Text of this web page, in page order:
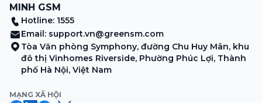
MINH GSM
Hotline: 1555
Email: support.vn@greensm.com
Tòa Văn phòng Symphony, đường Chu Huy Mân, khu
đô thị Vinhomes Riverside, Phường Phúc Lợi, Thành
phố Hà Nội, Việt Nam
MẠNG XÃ HỘI